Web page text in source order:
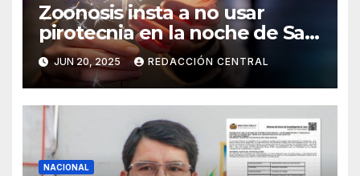
Zoonosis insta a no usar
pirotecnia en la noche de San
Juan
JUN 20, 2025 REDACCIÓN CENTRAL
NACIONAL